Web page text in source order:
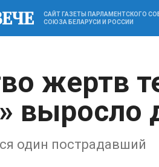
САЙТ ГАЗЕТЫ ПАРЛАМЕНТСКОГО
СОЮЗА БЕЛАРУСИ И РОССИИ
жертв
выросло
один пострадавший